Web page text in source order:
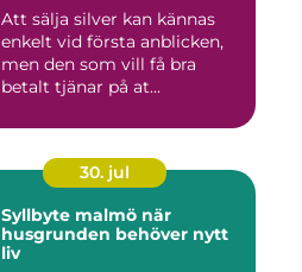
Att sälja silver kan kännas
enkelt vid första anblicken,
men den som vill få bra
betalt tjänar på at...
30. jul
Syllbyte malmö när
husgrunden behöver nytt
liv